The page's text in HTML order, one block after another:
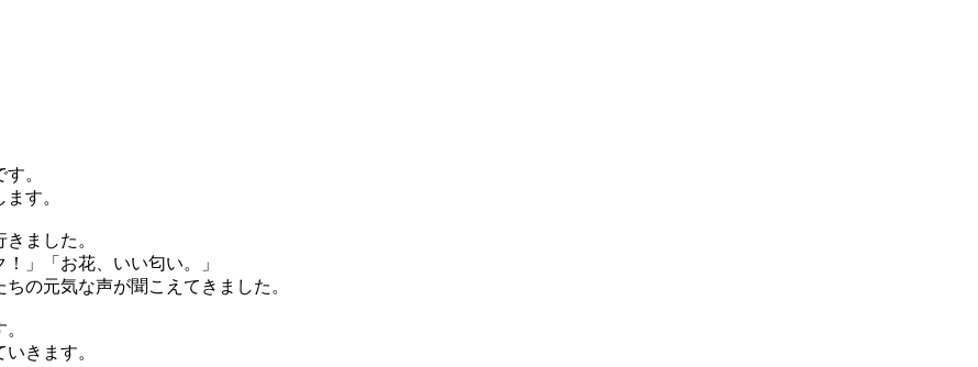
。
す。
ました。
」「お花、いい匂い。」
の元気な声が聞こえてきました。
きます。